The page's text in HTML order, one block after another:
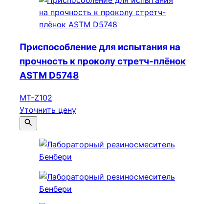
Приспособление для испытания на
прочность к проколу стретч-плёнок
ASTM D5748
МТ-Z102
Уточнить цену